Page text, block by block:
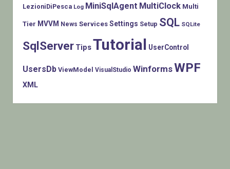
LezioniDiPesca Log MiniSqlAgent MultiClock Multi
Tier MVVM News Services Settings Setup SQL SQLite
SqlServer TipsTutorial UserControl
UsersDb ViewModel VisualStudio WinformsWPF
XML